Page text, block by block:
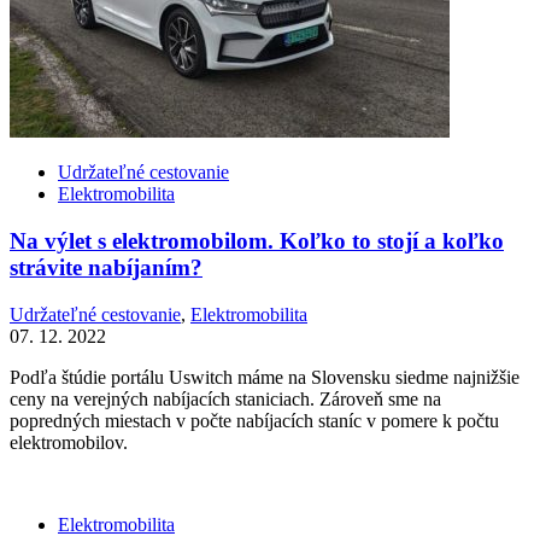
Udržateľné cestovanie
Elektromobilita
Na výlet s elektromobilom. Koľko to stojí a koľko
strávite nabíjaním?
Udržateľné cestovanie, Elektromobilita
07. 12. 2022
Podľa štúdie portálu Uswitch máme na Slovensku siedme najnižšie
ceny na verejných nabíjacích staniciach. Zároveň sme na
popredných miestach v počte nabíjacích staníc v pomere k počtu
elektromobilov.
Elektromobilita